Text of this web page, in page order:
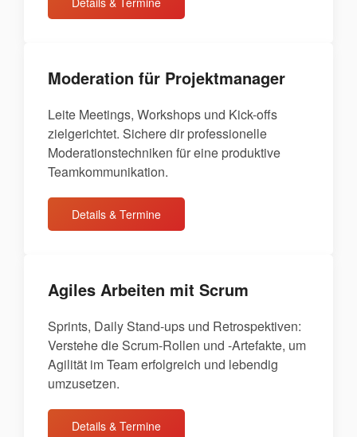
Moderation für Projektmanager
Leite Meetings, Workshops und Kick-offs
zielgerichtet. Sichere dir professionelle
Moderationstechniken für eine produktive
Teamkommunikation.
Details & Termine
Agiles Arbeiten mit Scrum
Sprints, Daily Stand-ups und Retrospektiven:
Verstehe die Scrum-Rollen und -Artefakte, um
Agilität im Team erfolgreich und lebendig
umzusetzen.
Details & Termine